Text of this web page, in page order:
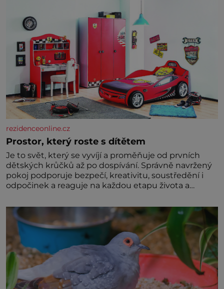
rezidenceonline.cz
Prostor, který roste s dítětem
Je to svět, který se vyvíjí a proměňuje od prvních
dětských krůčků až po dospívání. Správně navržený
pokoj podporuje bezpečí, kreativitu, soustředění i
odpočinek a reaguje na každou etapu života a
jednoduchost, měkkost a bezpečí, proto by pokoj
miminka měl působit především klidně a útulně.
Předškolní věk je